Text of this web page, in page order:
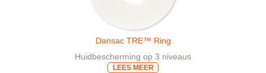
Dansac TRE™ Ring
Huidbescherming op 3 niveaus
LEES MEER